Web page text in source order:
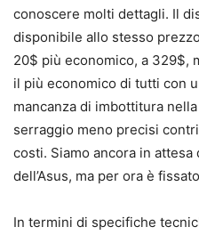
conoscere molti dettagli. Il
disponibile allo stesso
20$ più economico, a 329$,
il più economico di tutti con
mancanza di imbottitura
serraggio meno precisi
costi. Siamo ancora in
dell’Asus, ma per ora è
In termini di specifiche